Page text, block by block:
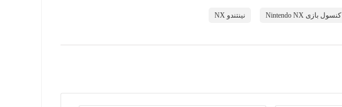
کنسول بازی Nintendo NX نینتندو NX